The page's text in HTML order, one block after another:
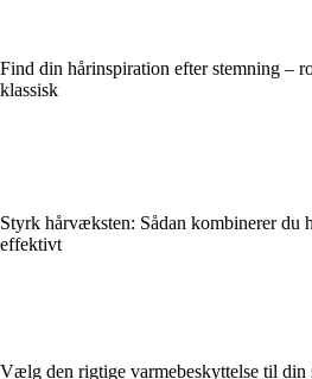
Find din hårinspiration efter stemning –
klassisk
Styrk hårvæksten: Sådan kombinerer du
effektivt
Vælg den rigtige varmebeskyttelse til din